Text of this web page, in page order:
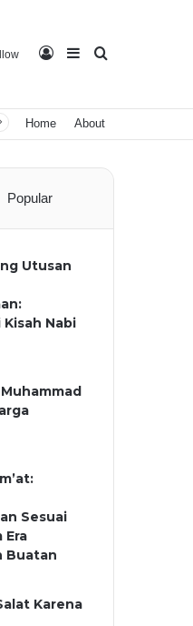
Sidebar
Log
Home About
Popular
Utusan
Nabi
Sesuai
Era
Buatan
Karena